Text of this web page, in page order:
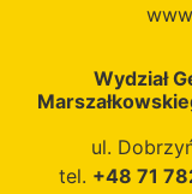
Wydział
ul.
tel. +48 71